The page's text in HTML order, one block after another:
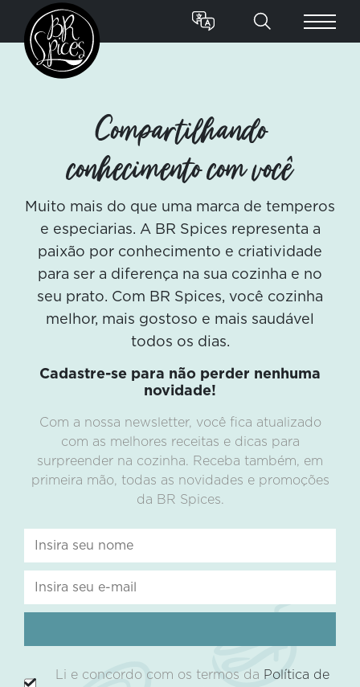
Compartilhando
conhecimento com você
Muito mais do que uma marca de temperos
e especiarias. A BR Spices representa a
paixão por conhecimento e criatividade
para ser a diferença na sua cozinha e no
seu prato. Com BR Spices, você cozinha
melhor, mais gostoso e mais saudável
todos os dias.
Cadastre-se para não perder nenhuma
novidade!
Com a nossa newsletter, você fica atualizado
com as melhores receitas e dicas para
surpreender na cozinha. Receba também, em
primeira mão, todas as novidades e promoções
da BR Spices.
Li e concordo com os termos da Política de